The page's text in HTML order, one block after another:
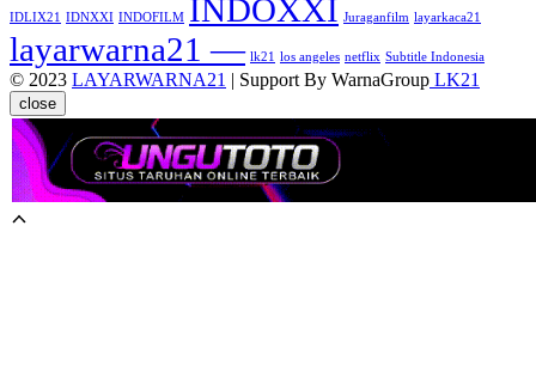
IDLIX21 IDNXXI INDOFILM INDOXXI Juraganfilm layarkaca21
layarwarna21 — lk21 los angeles netflix Subtitle Indonesia
© 2023 LAYARWARNA21 | Support By WarnaGroup LK21
close